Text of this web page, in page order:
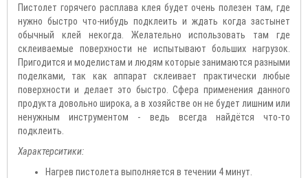
Пистолет горячего расплава клея будет очень полезен там, где
нужно быстро что-нибудь подклеить и ждать когда застынет
обычный клей некогда. Желательно использовать там где
склеиваемые поверхности не испытывают больших нагрузок.
Пригодится и моделистам и людям которые занимаются разными
поделками, так как аппарат склеивает практически любые
поверхности и делает это быстро. Сфера применения данного
продукта довольно широка, а в хозяйстве он не будет лишним или
ненужным инструментом - ведь всегда найдётся что-то
подклеить.
Характерситики:
Нагрев пистолета выполняется в течении 4 минут.